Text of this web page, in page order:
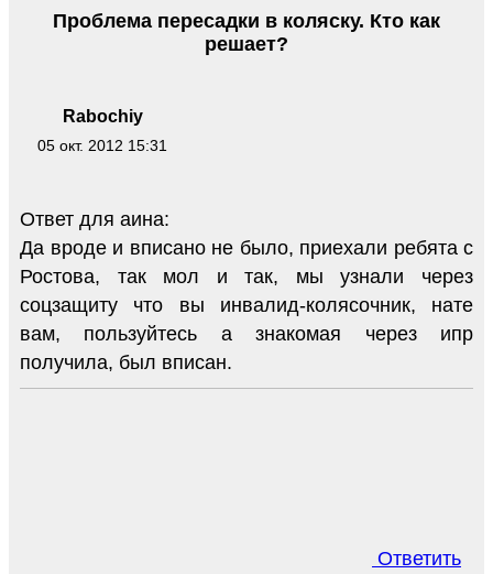
Rabochiy
05 окт. 2012 15:31
Проблема пересадки в коляску. Кто как
решает?
Ответ для аина:
Да вроде и вписано не было, приехали ребята с
Ростова, так мол и так, мы узнали через
соцзащиту что вы инвалид-колясочник, нате
вам, пользуйтесь а знакомая через ипр
получила, был вписан.
Ответить